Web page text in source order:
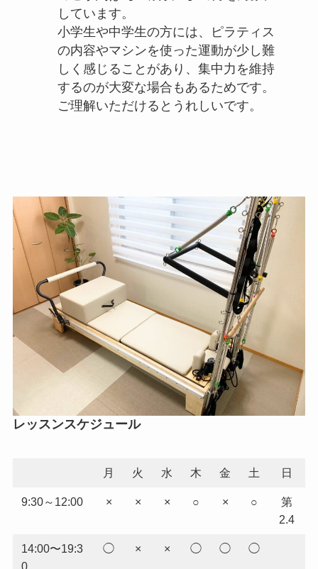
しています。
小学生や中学生の方には、ピラティス
の内容やマシンを使った運動が少し難
しく感じることがあり、集中力を維持
するのが大変な場合もあるためです。
ご理解いただけるとうれしいです。
レッスンスケジュール
月 火 水 木 金 土 日
9:30～12:00 × × × ○ × ○
第
2.4
14:00〜19:3
0
◯ × × ◯ ◯ ◯